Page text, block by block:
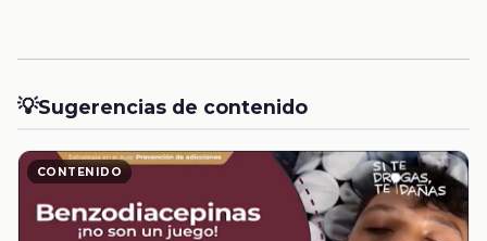
💡Sugerencias de contenido
CONTENIDO